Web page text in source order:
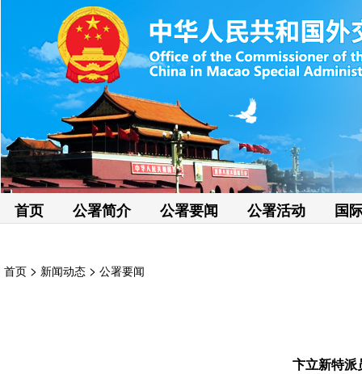
首页 公署简介 公署要闻 公署活动 国
首页 > 新闻动态 > 公署要闻
卞立新特派